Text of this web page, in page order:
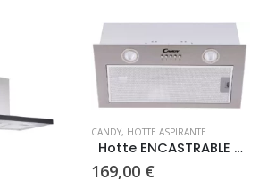
CANDY, HOTTE ASPIRANTE
Hotte ENCASTRABLE CANDY
169,00 €